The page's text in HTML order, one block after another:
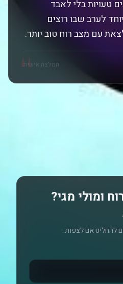
"
טעויות בלי לאבד
לערב שבו רוצים
עם מצב רוח טוב יותר.
המלצה אישית
ומולי מגי?
להחליט אם לצפות.